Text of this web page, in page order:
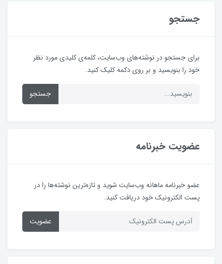
جستجو
برای جستجو در نوشته‌های وب‌سایت، کلمه‌ی کلیدی مورد نظر
خود را بنویسید و بر روی دکمه کلیک کنید.
جستجو
عضویت خبرنامه
عضو خبرنامه ماهانه وب‌سایت شوید و تازه‌ترین نوشته‌ها را در
پست الکترونیک خود دریافت کنید.
عضویت